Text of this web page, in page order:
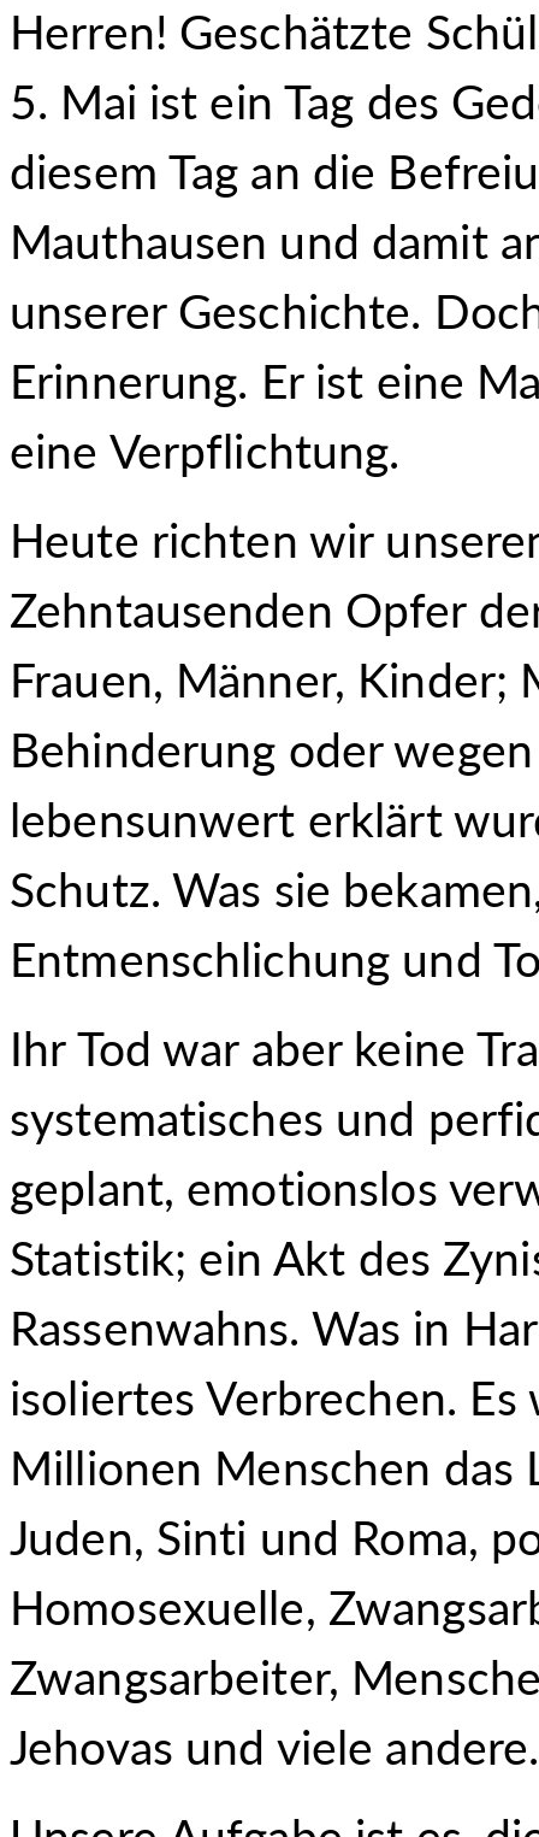
Herren! Geschätzte
5. Mai ist ein Tag des
diesem Tag an die
Mauthausen und damit
unserer Geschichte.
Erinnerung. Er ist eine
eine Verpflichtung.
Heute richten wir
Zehntausenden Opfer
Frauen, Männer, Kinder;
Behinderung oder
lebensunwert erklärt
Schutz. Was sie
Entmenschlichung und
Ihr Tod war aber keine
systematisches und
geplant, emotionslos
Statistik; ein Akt des
Rassenwahns. Was in
isoliertes Verbrechen. Es
Millionen Menschen das
Juden, Sinti und Roma,
Homosexuelle,
Zwangsarbeiter,
Jehovas und viele andere.